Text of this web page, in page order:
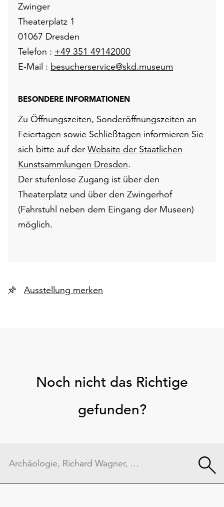
Zwinger
Theaterplatz 1
01067 Dresden
Telefon : +49 351 49142000
E-Mail : besucherservice@skd.museum
BESONDERE INFORMATIONEN
Zu Öffnungszeiten, Sonderöffnungszeiten an
Feiertagen sowie Schließtagen informieren Sie
sich bitte auf der Website der Staatlichen
Kunstsammlungen Dresden.
Der stufenlose Zugang ist über den
Theaterplatz und über den Zwingerhof
(Fahrstuhl neben dem Eingang der Museen)
möglich.
Ausstellung merken
Noch nicht das Richtige
gefunden?